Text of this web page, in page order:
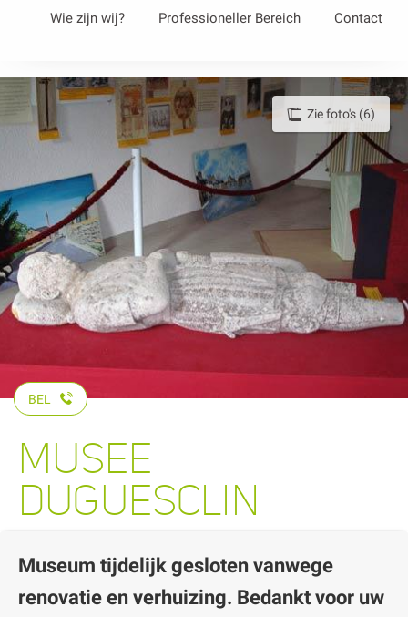
principal
Wie zijn wij? Professioneller Bereich Contact
Zie foto's (6)
BEL
MUSEE
DUGUESCLIN
Museum tijdelijk gesloten vanwege
renovatie en verhuizing. Bedankt voor uw